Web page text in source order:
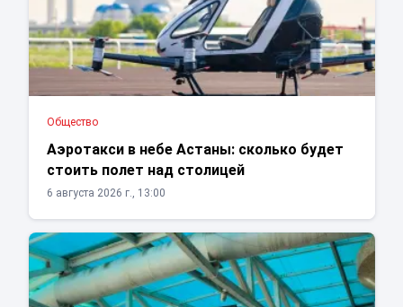
Общество
Аэротакси в небе Астаны: сколько будет
стоить полет над столицей
6 августа 2026 г., 13:00